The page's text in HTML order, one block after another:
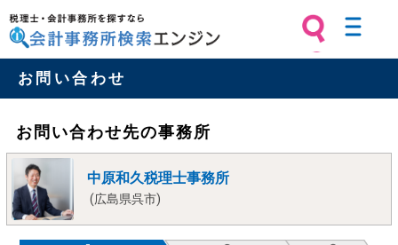
税理士・会計事務所を探すなら 会計
事務所検索エンジン
お問い合わせ
お問い合わせ先の事務所
中原和久税理士事務所
(広島県呉市)